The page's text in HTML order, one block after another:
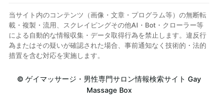
当サイト内のコンテンツ（画像・文章・プログラム等）の無断転
載・複製・流用、スクレイピングその他AI・Bot・クローラー等
による自動的な情報収集・データ取得行為を禁止します。違反行
為またはその疑いが確認された場合、事前通知なく技術的・法的
措置を含む対応を実施します。
© ゲイマッサージ・男性専門サロン情報検索サイト Gay
Massage Box